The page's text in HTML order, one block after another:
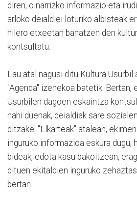
diren, oinarrizko informazio eta
arloko deialdiei loturiko albisteak
hilero etxeetan banatzen den
kontsultatu.
Lau atal nagusi ditu Kultura Usurbil
"Agenda" izenekoa batetik. Bertan,
Usurbilen dagoen eskaintza
nahi duenak, deialdiak sare
ditzake. "Elkarteak" atalean,
inguruko informazioa eskura dugu;
bideak, edota kasu bakoitzean,
dituen ekitaldien inguruko
bertan.